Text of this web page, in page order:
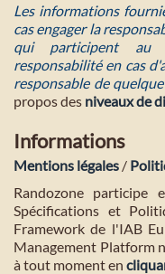
Les informations
cas engager la
qui participent au
responsabilité en cas
responsable de
propos des niveaux de
Informations
Mentions légales /
Randozone participe
Spécifications et
Framework de l'IAB
Management Platform
à tout moment en